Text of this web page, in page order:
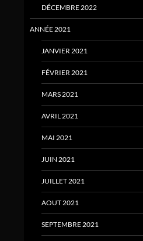
DÉCEMBRE 2022
ANNÉE 2021
JANVIER 2021
FÉVRIER 2021
MARS 2021
AVRIL 2021
MAI 2021
JUIN 2021
JUILLET 2021
AOUT 2021
SEPTEMBRE 2021